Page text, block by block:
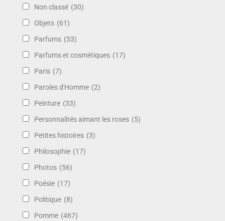
Non classé (30)
Objets (61)
Parfums (53)
Parfums et cosmétiques (17)
Paris (7)
Paroles d'Homme (2)
Peinture (33)
Personnalités aimant les roses (5)
Petites histoires (3)
Philosophie (17)
Photos (56)
Poésie (17)
Politique (8)
Pomme (467)